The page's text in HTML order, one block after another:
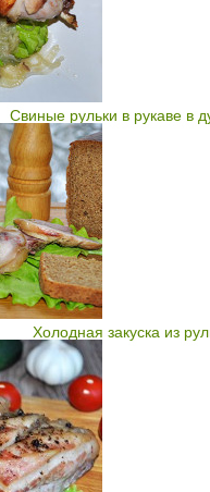
Свиные рульки в рукаве в
Холодная закуска из